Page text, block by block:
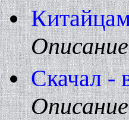
Скачал -